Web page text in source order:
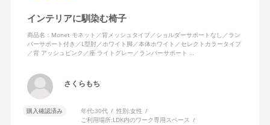
インテリアに馴染む椅子
商品名：Monet モネット／背メッシュタイプ／ショルダーサポートなし／ラン
バーサポート付き／L型肘／ホワイト脚／本体ホワイト／セレクトカラータイプ
／背 アッシュピンク／座 ライトグレー／ランバーサポート …
さくらもち
購入確認済み 年代:30代 性別:女性
ご利用場所:LDK内のワーク専用スペース